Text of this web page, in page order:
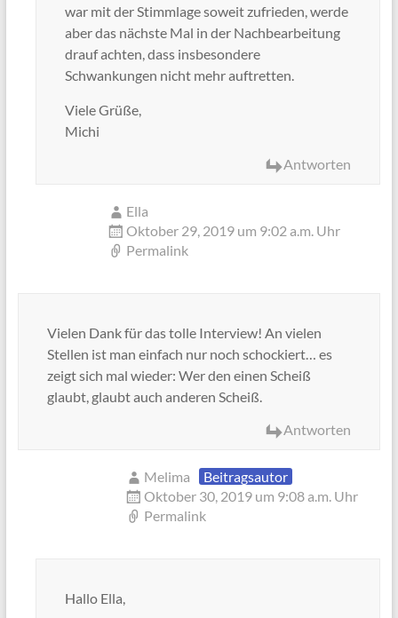
war mit der Stimmlage soweit zufrieden, werde
aber das nächste Mal in der Nachbearbeitung
drauf achten, dass insbesondere
Schwankungen nicht mehr auftretten.
Viele Grüße,
Michi
Antworten
Ella
Oktober 29, 2019 um 9:02 a.m. Uhr
Permalink
Vielen Dank für das tolle Interview! An vielen
Stellen ist man einfach nur noch schockiert… es
zeigt sich mal wieder: Wer den einen Scheiß
glaubt, glaubt auch anderen Scheiß.
Antworten
Melima
Beitragsautor
Oktober 30, 2019 um 9:08 a.m. Uhr
Permalink
Hallo Ella,